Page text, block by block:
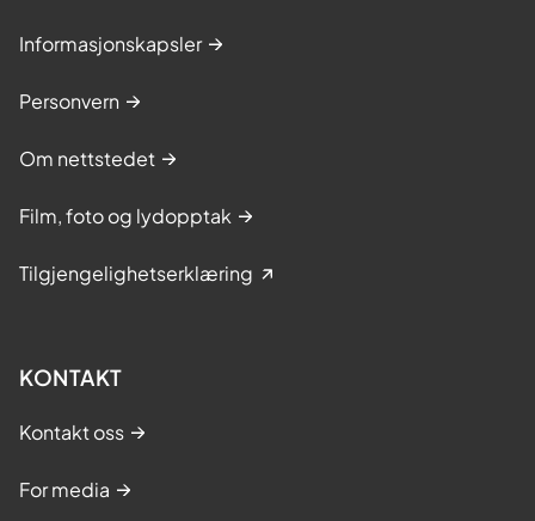
Informasjonskapsler
Personvern
Om nettstedet
Film, foto og lydopptak
Tilgjengelighetserklæring
KONTAKT
Kontakt oss
For media